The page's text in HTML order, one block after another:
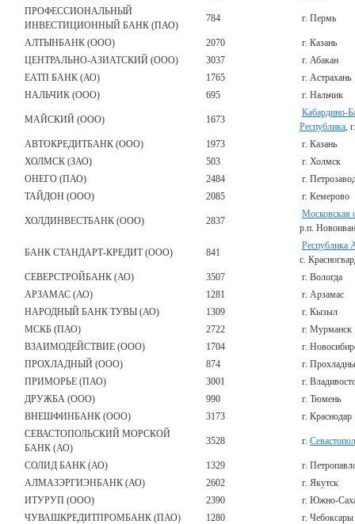
ПРОФЕССИОНАЛЬНЫЙ
ИНВЕСТИЦИОННЫЙ БАНК (ПАО)
784 г. Пермь
АЛТЫНБАНК (ООО) 2070
г. Казань
ЦЕНТРАЛЬНО-АЗИАТСКИЙ (ООО)
3037
г. Абакан
ЕАТП БАНК (АО)
1765
г. Астрахань
НАЛЬЧИК (ООО)
695 г. Нальчик
МАЙСКИЙ (ООО) 1673
Кабардино-
Республика ,
АВТОКРЕДИТБАНК (ООО)
1973
г. Казань
ХОЛМСК (ЗАО)
503
г. Холмск
ОНЕГО (ПАО)
2484
г.
ТАЙДОН (ООО)
2085 г. Кемерово
ХОЛДИНВЕСТБАНК (ООО) 2837
Московская
р.п.
БАНК СТАНДАРТ-КРЕДИТ (ООО) 841
Республика
с.
СЕВЕРСТРОЙБАНК (АО)
3507
г. Вологда
АРЗАМАС (АО)
1281
г. Арзамас
НАРОДНЫЙ БАНК ТУВЫ (АО)
1309
г. Кызыл
МСКБ (ПАО)
2722
г. Мурманск
ВЗАИМОДЕЙСТВИЕ (ООО)
1704
г.
ПРОХЛАДНЫЙ (ООО)
874
г.
ПРИМОРЬЕ (ПАО)
3001
г.
ДРУЖБА (ООО)
990
г. Тюмень
ВНЕШФИНБАНК (ООО)
3173
г. Краснодар
СЕВАСТОПОЛЬСКИЙ МОРСКОЙ
БАНК (АО)
3528 г.
СОЛИД БАНК (АО) 1329
г.
АЛМАЗЭРГИЭНБАНК (АО)
2602
г. Якутск
ИТУРУП (ООО)
2390
г. Южно-
ЧУВАШКРЕДИТПРОМБАНК (ПАО)
1280
г. Чебоксары